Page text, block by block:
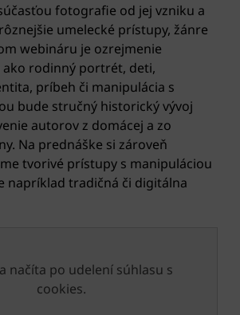
fotografie od jej vzniku a
umelecké prístupy, žánre
webináru je ozrejmenie
ako rodinný portrét, deti,
príbeh či manipulácia s
bude stručný historický vývoj
autorov z domácej a zo
Na prednáške si zároveň
tvorivé prístupy s manipuláciou
napríklad tradičná či digitálna
načíta po udelení súhlasu s
cookies.